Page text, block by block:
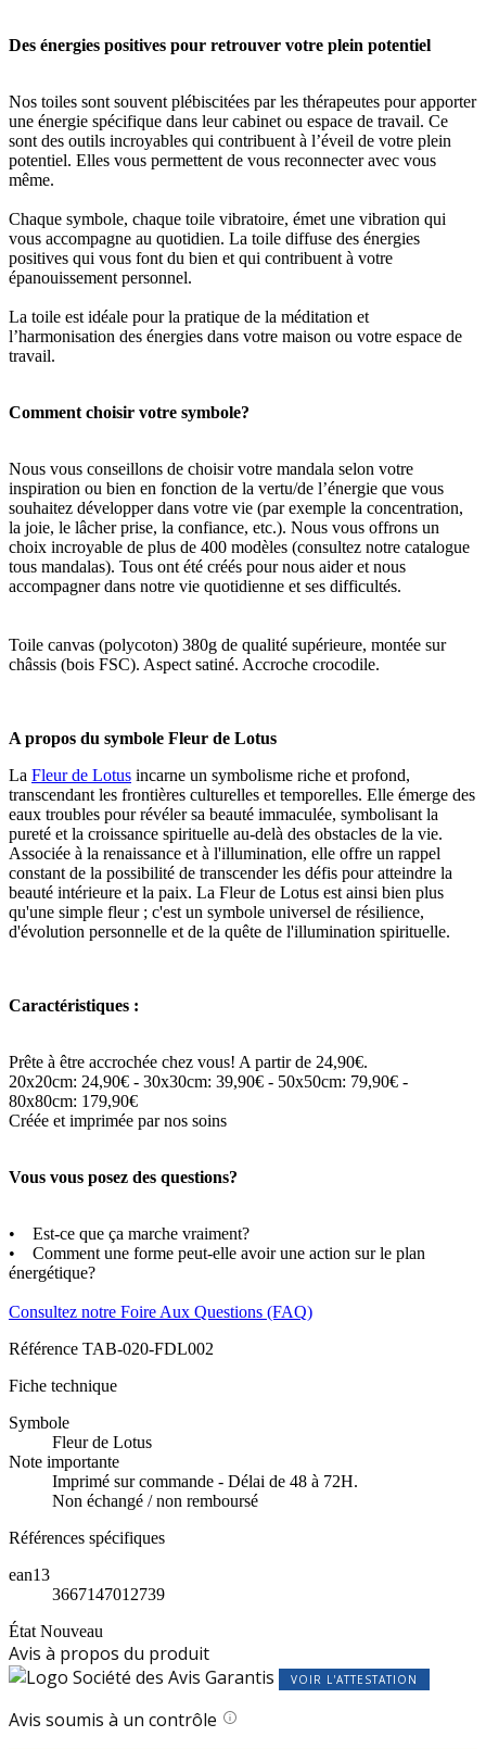
Des énergies positives pour retrouver votre plein potentiel
Nos toiles sont souvent plébiscitées par les thérapeutes pour apporter
une énergie spécifique dans leur cabinet ou espace de travail. Ce
sont des outils incroyables qui contribuent à l’éveil de votre plein
potentiel. Elles vous permettent de vous reconnecter avec vous
même.
Chaque symbole, chaque toile vibratoire, émet une vibration qui
vous accompagne au quotidien. La toile diffuse des énergies
positives qui vous font du bien et qui contribuent à votre
épanouissement personnel.
La toile est idéale pour la pratique de la méditation et
l’harmonisation des énergies dans votre maison ou votre espace de
travail.
Comment choisir votre symbole?
Nous vous conseillons de choisir votre mandala selon votre
inspiration ou bien en fonction de la vertu/de l’énergie que vous
souhaitez développer dans votre vie (par exemple la concentration,
la joie, le lâcher prise, la confiance, etc.). Nous vous offrons un
choix incroyable de plus de 400 modèles (consultez notre catalogue
tous mandalas). Tous ont été créés pour nous aider et nous
accompagner dans notre vie quotidienne et ses difficultés.
Toile canvas (polycoton) 380g de qualité supérieure, montée sur
châssis (bois FSC). Aspect satiné. Accroche crocodile.
A propos du symbole Fleur de Lotus
La Fleur de Lotus incarne un symbolisme riche et profond,
transcendant les frontières culturelles et temporelles. Elle émerge des
eaux troubles pour révéler sa beauté immaculée, symbolisant la
pureté et la croissance spirituelle au-delà des obstacles de la vie.
Associée à la renaissance et à l'illumination, elle offre un rappel
constant de la possibilité de transcender les défis pour atteindre la
beauté intérieure et la paix. La Fleur de Lotus est ainsi bien plus
qu'une simple fleur ; c'est un symbole universel de résilience,
d'évolution personnelle et de la quête de l'illumination spirituelle.
Caractéristiques :
Prête à être accrochée chez vous! A partir de 24,90€.
20x20cm: 24,90€ - 30x30cm: 39,90€ - 50x50cm: 79,90€ -
80x80cm: 179,90€
Créée et imprimée par nos soins
Vous vous posez des questions?
• Est-ce que ça marche vraiment?
• Comment une forme peut-elle avoir une action sur le plan
énergétique?
Consultez notre Foire Aux Questions (FAQ)
Référence TAB-020-FDL002
Fiche technique
Symbole
Fleur de Lotus
Note importante
Imprimé sur commande - Délai de 48 à 72H.
Non échangé / non remboursé
Références spécifiques
ean13
3667147012739
État Nouveau
Avis à propos du produit
VOIR L'ATTESTATION
Avis soumis à un contrôle